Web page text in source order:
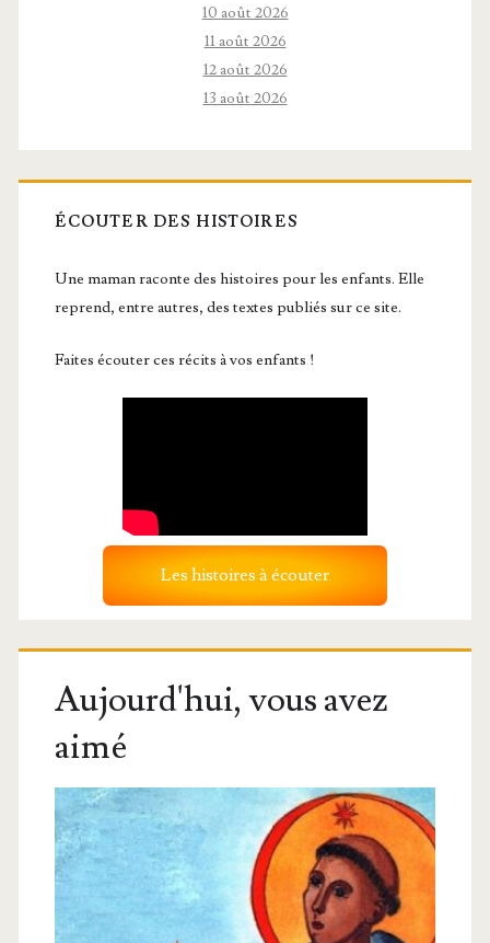
10 août 2026
11 août 2026
12 août 2026
13 août 2026
ÉCOUTER DES HISTOIRES
Une maman raconte des histoires pour les enfants. Elle
reprend, entre autres, des textes publiés sur ce site.
Faites écouter ces récits à vos enfants !
Les histoires à écouter
Aujourd'hui, vous avez
aimé